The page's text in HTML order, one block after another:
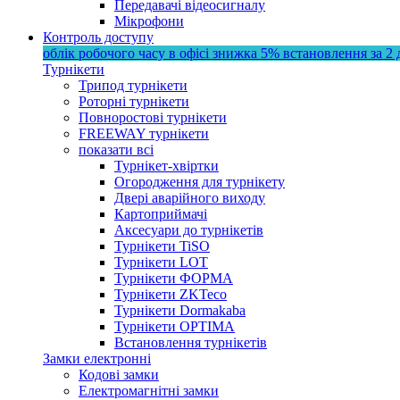
Передавачі відеосигналу
Мікрофони
Контроль доступу
облік робочого часу в офісі знижка 5% встановлення за 2
Турнікети
Трипод турнікети
Роторні турнікети
Повноростові турнікети
FREEWAY турнікети
показати всі
Турнікет-хвіртки
Огородження для турнікету
Двері аварійного виходу
Картоприймачі
Аксесуари до турнікетів
Турнікети TiSO
Турнікети LOT
Турнікети ФОРМА
Турнікети ZKTeco
Турнікети Dormakaba
Турнікети OPTIMA
Встановлення турнікетів
Замки електронні
Кодові замки
Електромагнітні замки